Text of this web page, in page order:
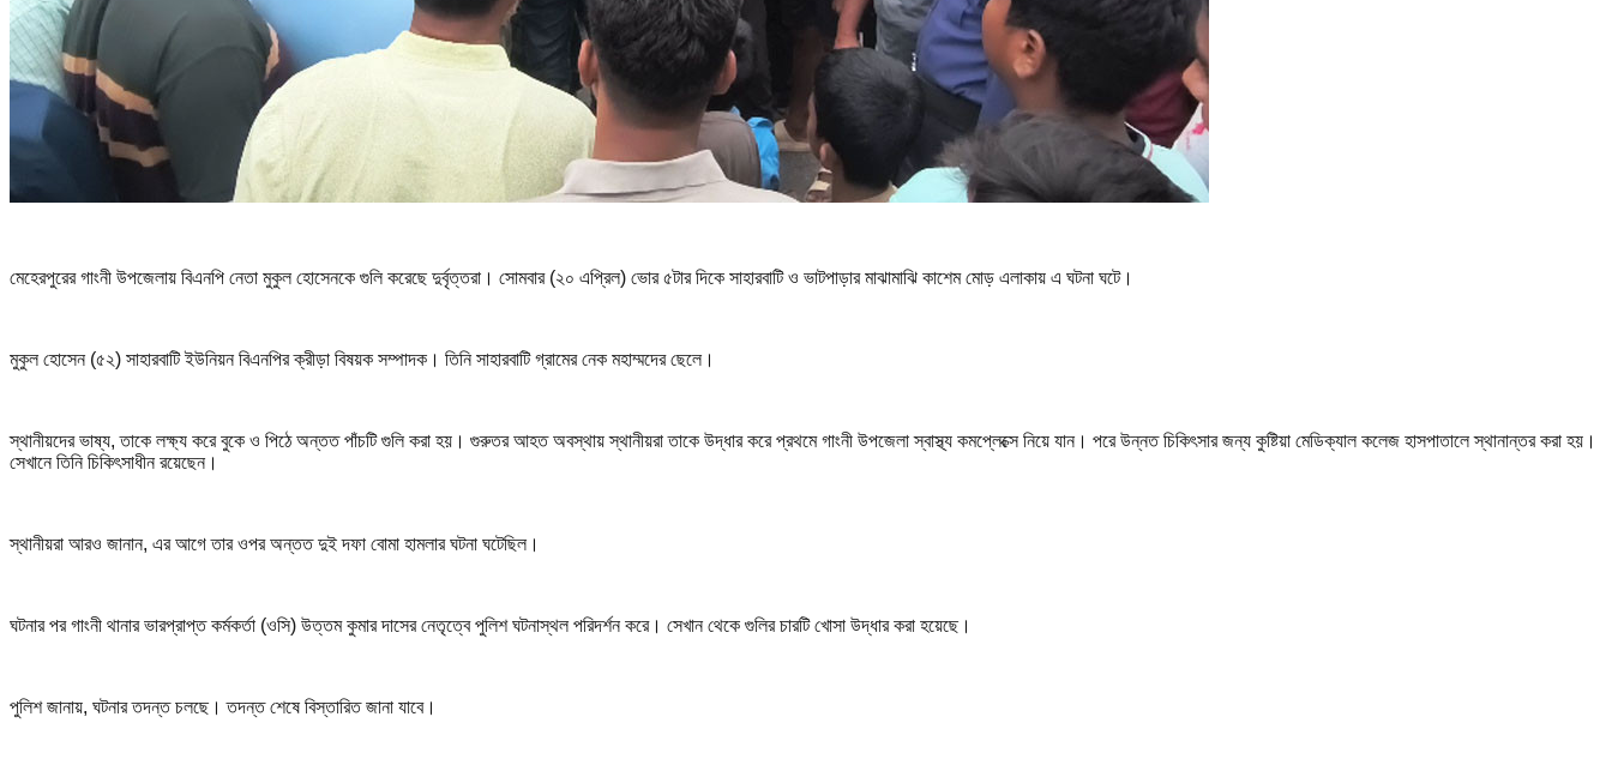
মেহেরপুরের গাংনী উপজেলায় বিএনপি নেতা মুকুল হোসেনকে গুলি করেছে দুর্বৃত্তরা। সোমবার (২০ এপ্রিল) ভোর ৫টার দিকে সাহারবাটি ও ভাটপাড়ার মাঝামাঝি কাশেম মোড় এলাকায় এ ঘটনা ঘটে।
মুকুল হোসেন (৫২) সাহারবাটি ইউনিয়ন বিএনপির ক্রীড়া বিষয়ক সম্পাদক। তিনি সাহারবাটি গ্রামের নেক মহাম্মদের ছেলে।
স্থানীয়দের ভাষ্য, তাকে লক্ষ্য করে বুকে ও পিঠে অন্তত পাঁচটি গুলি করা হয়। গুরুতর আহত অবস্থায় স্থানীয়রা তাকে উদ্ধার করে প্রথমে গাংনী উপজেলা স্বাস্থ্য কমপ্লেক্সে নিয়ে যান। পরে উন্নত চিকিৎসার জন্য কুষ্টিয়া মেডিক্যাল কলেজ হাসপাতালে স্থানান্তর করা হয়।
সেখানে তিনি চিকিৎসাধীন রয়েছেন।
স্থানীয়রা আরও জানান, এর আগে তার ওপর অন্তত দুই দফা বোমা হামলার ঘটনা ঘটেছিল।
ঘটনার পর গাংনী থানার ভারপ্রাপ্ত কর্মকর্তা (ওসি) উত্তম কুমার দাসের নেতৃত্বে পুলিশ ঘটনাস্থল পরিদর্শন করে। সেখান থেকে গুলির চারটি খোসা উদ্ধার করা হয়েছে।
পুলিশ জানায়, ঘটনার তদন্ত চলছে। তদন্ত শেষে বিস্তারিত জানা যাবে।